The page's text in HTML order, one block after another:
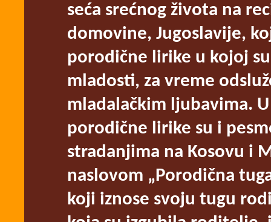
seća srećnog života na
domovine, Jugoslavije,
porodične lirike u kojoj
mladosti, za vreme
mladalačkim ljubavima.
porodične lirike su i
stradanjima na Kosovu i
naslovom „Porodična
koji iznose svoju tugu